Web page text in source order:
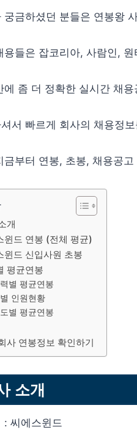
궁금하셨던 분들은 연봉왕
용들은 잡코리아, 사람인,
에 좀 더 정확한 실시간 채
서 빠르게 회사의 채용정
금부터 연봉, 초봉, 채용공
개
윈드 연봉 (전체 평균)
윈드 신입사원 초봉
평균연봉
별 평균연봉
인원현황
별 평균연봉
사 연봉정보 확인하기
소개
: 씨에스윈드